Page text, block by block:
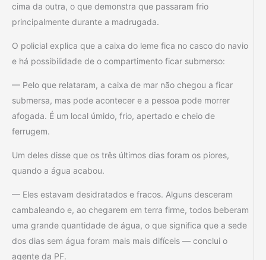
cima da outra, o que demonstra que passaram frio
principalmente durante a madrugada.
O policial explica que a caixa do leme fica no casco do navio
e há possibilidade de o compartimento ficar submerso:
— Pelo que relataram, a caixa de mar não chegou a ficar
submersa, mas pode acontecer e a pessoa pode morrer
afogada. É um local úmido, frio, apertado e cheio de
ferrugem.
Um deles disse que os três últimos dias foram os piores,
quando a água acabou.
— Eles estavam desidratados e fracos. Alguns desceram
cambaleando e, ao chegarem em terra firme, todos beberam
uma grande quantidade de água, o que significa que a sede
dos dias sem água foram mais mais difíceis — conclui o
agente da PF.